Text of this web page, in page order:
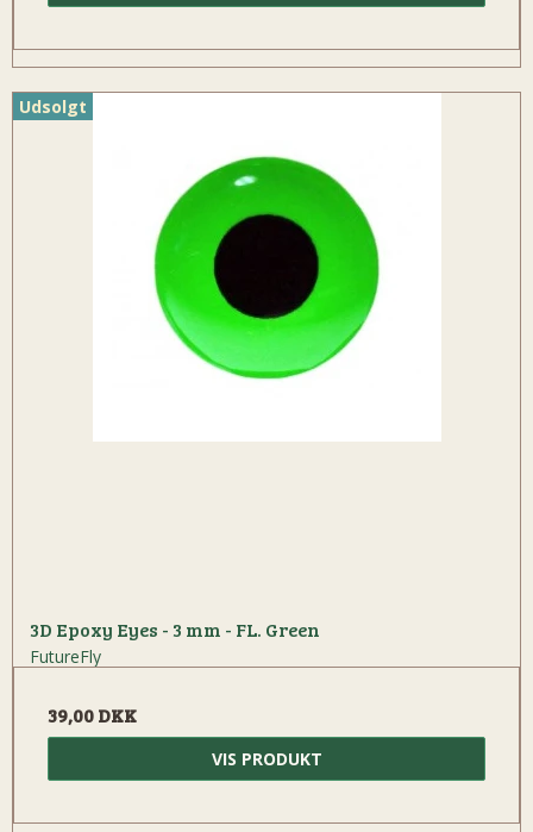
Udsolgt
3D Epoxy Eyes - 3 mm - FL. Green
FutureFly
39,00 DKK
VIS PRODUKT